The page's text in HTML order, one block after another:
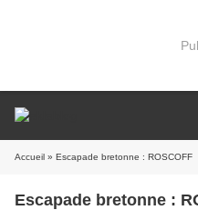
Accueil » Escapade bretonne : ROSCOFF
Escapade bretonne :